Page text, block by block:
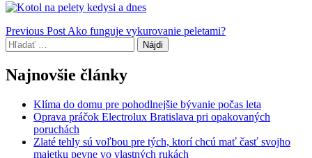
Navigácia
v
článku
Previous Post Ako funguje vykurovanie peletami?
Hľadať:
Najnovšie články
Klíma do domu pre pohodlnejšie bývanie počas leta
Oprava práčok Electrolux Bratislava pri opakovaných
poruchách
Zlaté tehly sú voľbou pre tých, ktorí chcú mať časť svojho
majetku pevne vo vlastných rukách